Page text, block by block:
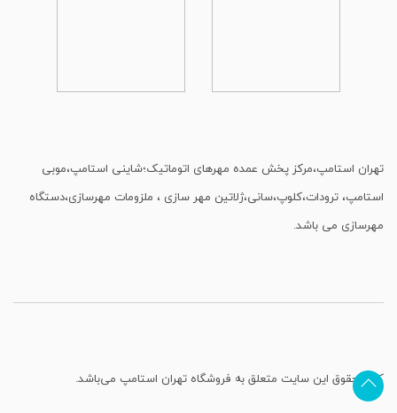
تهران استامپ،مرکز پخش عمده مهرهای اتوماتیک؛شاینی استامپ،موبی
استامپ، ترودات،کلوپ،سانی،ژلاتین مهر سازی ، ملزومات مهرسازی،دستگاه
مهرسازی می باشد.
کلیه حقوق این سایت متعلق به فروشگاه تهران استامپ می‌باشد.